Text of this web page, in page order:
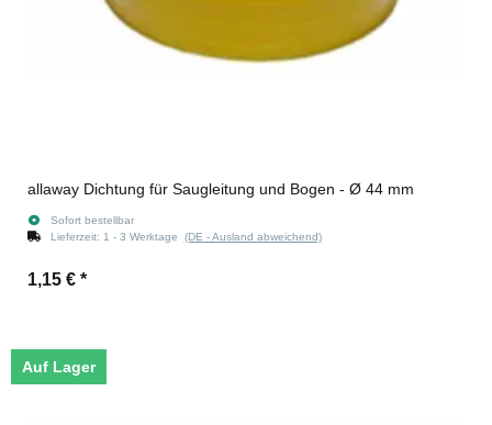
allaway Dichtung für Saugleitung und Bogen - Ø 44 mm
Sofort bestellbar
Lieferzeit: 1 - 3 Werktage (DE - Ausland abweichend)
1,15 € *
Auf Lager